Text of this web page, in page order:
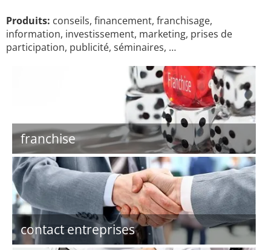
Produits: conseils, financement, franchisage,
information, investissement, marketing, prises de
participation, publicité, séminaires, …
franchise
contact entreprises